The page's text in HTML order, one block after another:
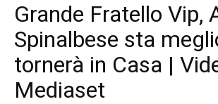
Grande Fratello Vip,
Spinalbese sta
tornerà in Casa |
Mediaset